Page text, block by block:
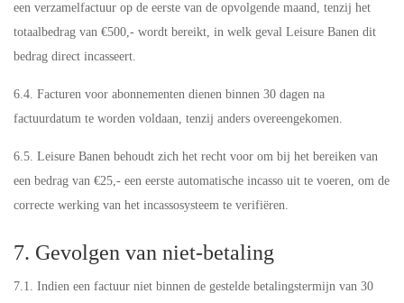
een verzamelfactuur op de eerste van de opvolgende maand, tenzij het
totaalbedrag van €500,- wordt bereikt, in welk geval Leisure Banen dit
bedrag direct incasseert.
6.4. Facturen voor abonnementen dienen binnen 30 dagen na
factuurdatum te worden voldaan, tenzij anders overeengekomen.
6.5. Leisure Banen behoudt zich het recht voor om bij het bereiken van
een bedrag van €25,- een eerste automatische incasso uit te voeren, om de
correcte werking van het incassosysteem te verifiëren.
7. Gevolgen van niet-betaling
7.1. Indien een factuur niet binnen de gestelde betalingstermijn van 30